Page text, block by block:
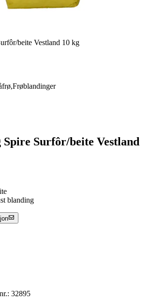
beite Vestland 10 kg
Surfôr/beite Vestland
blanding
32895